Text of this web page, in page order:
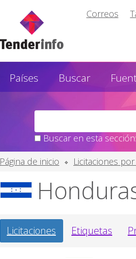
Correos
Países Buscar
Buscar en esta
Página de inicio
Licitaciones
Licitaciones Etiquetas